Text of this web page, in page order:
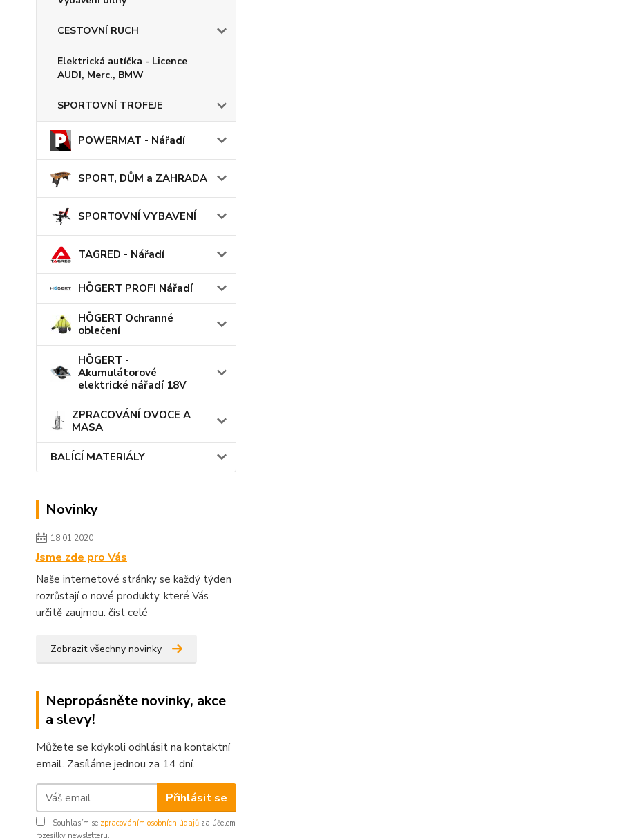
CESTOVNÍ RUCH
Elektrická autíčka - Licence
AUDI, Merc., BMW
SPORTOVNÍ TROFEJE
POWERMAT - Nářadí
SPORT, DŮM a ZAHRADA
SPORTOVNÍ VYBAVENÍ
TAGRED - Nářadí
HÖGERT PROFI Nářadí
HÖGERT Ochranné
oblečení
HÖGERT -
Akumulátorové
elektrické nářadí 18V
ZPRACOVÁNÍ OVOCE A
MASA
BALÍCÍ MATERIÁLY
Novinky
18.01.2020
Jsme zde pro Vás
Naše internetové stránky se každý týden
rozrůstají o nové produkty, které Vás
určitě zaujmou. číst celé
Zobrazit všechny novinky
Nepropásněte novinky, akce
a slevy!
Můžete se kdykoli odhlásit na kontaktní
email. Zasíláme jednou za 14 dní.
Přihlásit se
Souhlasím se zpracováním osobních údajů za účelem
rozesílky newsletteru.